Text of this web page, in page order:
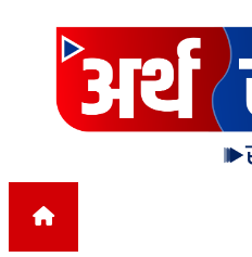
Skip to content